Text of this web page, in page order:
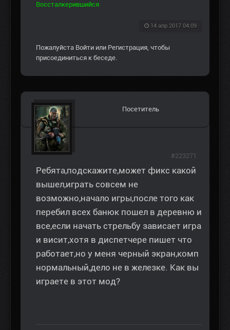
Воссталкерившийся
14 апр 2017 04:09
Пожалуйста Войти или Регистрация, чтобы
присоединиться к беседе.
Посетитель
Ребята,подскажите,может фикс какой
вышел,играть совсем не
возможно,начало игры,после того как
перебил всех банюк пошел в деревню и
все,если начать стрельбу зависает игра
и висит,хотя в диспетчере пишет что
работает,но у меня черный экран,комп
нормальный,дело не в железке. Как вы
играете в этот мод?
#223271